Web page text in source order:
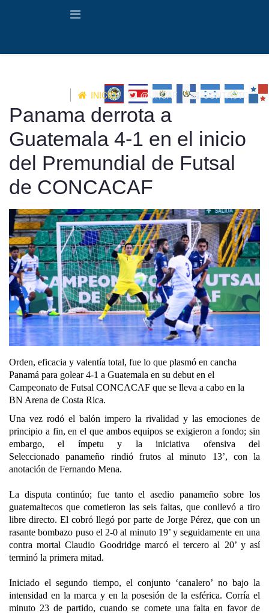
INICIO @UNCAF CONTACTO
Panama derrota a
Guatemala 4-1 en el inicio
del Premundial de Futsal
de CONCACAF
Orden, eficacia y valentía total, fue lo que plasmó en cancha
Panamá para golear 4-1 a Guatemala en su debut en el
Campeonato de Futsal CONCACAF que se lleva a cabo en la
BN Arena de Costa Rica.
Una vez rodó el balón impero la rivalidad y las emociones de
principio a fin, en el que ambos equipos se exigieron a fondo; sin
embargo, el ímpetu y la iniciativa ofensiva del
Seleccionado panameño rindió frutos al minuto 13’, con la
anotación de Fernando Mena.
La disputa continúo; fue tanto el asedio panameño sobre los
guatemaltecos que cometieron las seis faltas, que conllevó a tiro
libre directo. El cobró llegó por parte de Jorge Pérez, que con un
rasante bombazo puso el 2-0 al minuto 19’ y seguidamente en una
contra mortal Claudio Goodridge marcó el tercero al 20’ y así
terminó la primera mitad.
Iniciado el segundo tiempo, el conjunto ‘canalero’ no bajo la
intensidad en la marca y en la posesión de la esférica. Corría el
minuto 23 de partido, cuando se comete una falta en favor de